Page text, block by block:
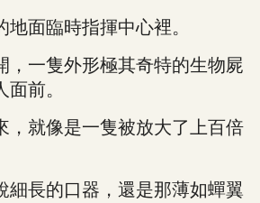
面臨時指揮中心裡。
一隻外形極其奇特的生物屍
前。
就像是一隻被放大了上百倍
長的口器，還是那薄如蟬翼